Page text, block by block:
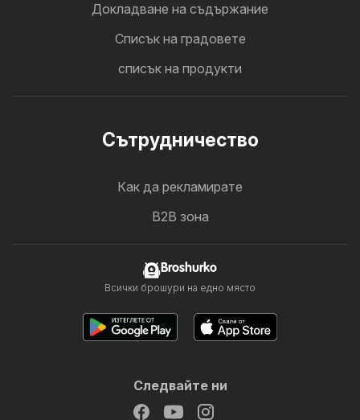
Докладване на съдържание
Cписък на градовете
списък на продукти
Cътрудничество
Как да рекламирате
B2B зона
Broshurko
Всички брошури на едно място
Следвайте ни